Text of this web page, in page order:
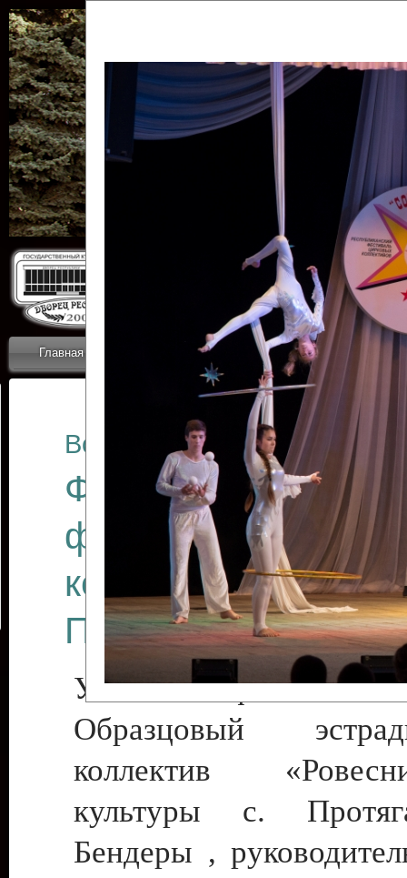
Главная Коллективы Новости
ОТЧЕТЫ ГКЦ
Все отчеты
Финал
фестиваля
коллективов
Приднестровского
Участники фестиваля:
Образцовый
коллектив
культуры с.
Бендеры ,